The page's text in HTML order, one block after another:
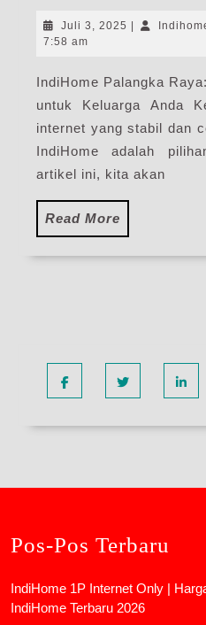
Juli 3, 2025 Juli
|
7:58 am
IndiHome Palangka
untuk Keluarga Anda
internet yang stabil dan
IndiHome adalah
artikel ini, kita akan
Read More
More
Pos-Pos Terbaru
IndiHome 1P Internet Only |
IndiHome Terbaru 2026